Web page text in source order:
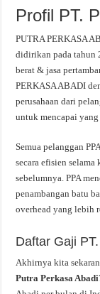
Profil PT.
PUTRA PERKASA
didirikan pada tahun
berat & jasa
PERKASA ABADI
perusahaan dari
untuk mencapai
Semua pelanggan
secara efisien
sebelumnya. PPA
penambangan batu
overhead yang lebih
Daftar Gaji
Akhirnya kita
Putra Perkasa